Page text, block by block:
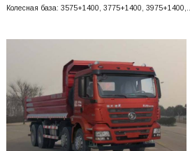
Колесная база: 3575+1400, 3775+1400, 3975+1400,…